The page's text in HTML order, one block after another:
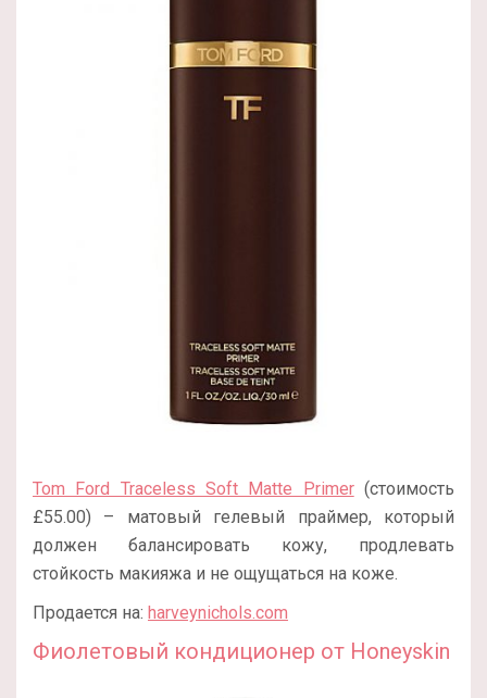
Tom Ford Traceless Soft Matte Primer(стоимость
£‌55.00) – матовый гелевый праймер, который
должен балансировать кожу, продлевать
стойкость макияжа и не ощущаться на коже.
Продается на: harveynichols.com
Фиолетовый кондиционер от Honeyskin